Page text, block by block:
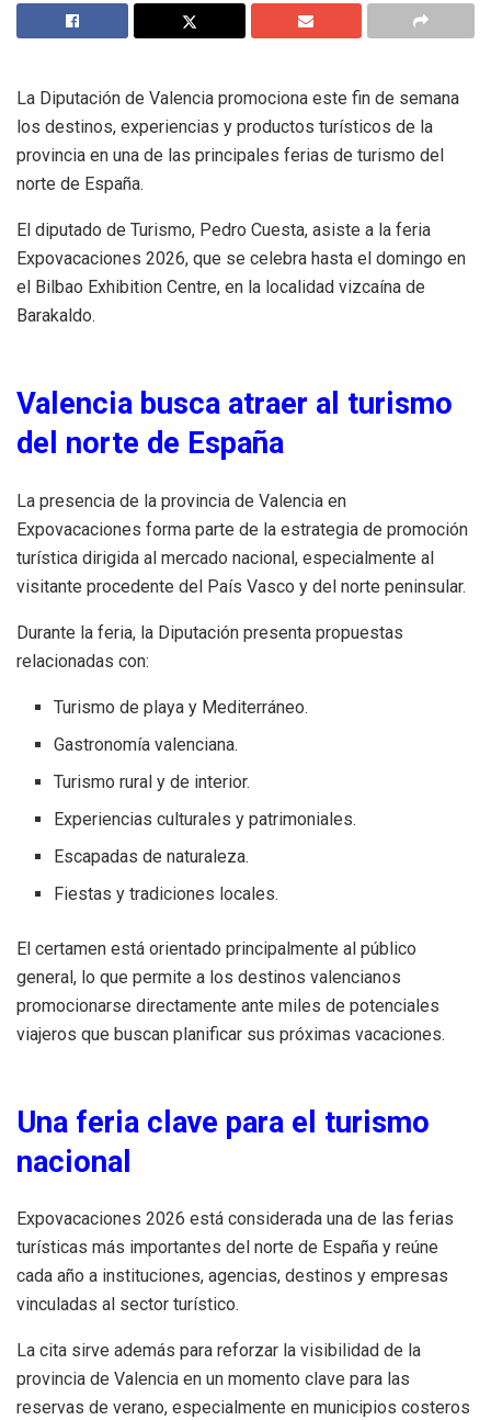
La Diputación de Valencia promociona este fin de semana
los destinos, experiencias y productos turísticos de la
provincia en una de las principales ferias de turismo del
norte de España.
El diputado de Turismo, Pedro Cuesta, asiste a la feria
Expovacaciones 2026, que se celebra hasta el domingo en
el Bilbao Exhibition Centre, en la localidad vizcaína de
Barakaldo.
Valencia busca atraer al turismo
del norte de España
La presencia de la provincia de Valencia en
Expovacaciones forma parte de la estrategia de promoción
turística dirigida al mercado nacional, especialmente al
visitante procedente del País Vasco y del norte peninsular.
Durante la feria, la Diputación presenta propuestas
relacionadas con:
Turismo de playa y Mediterráneo.
Gastronomía valenciana.
Turismo rural y de interior.
Experiencias culturales y patrimoniales.
Escapadas de naturaleza.
Fiestas y tradiciones locales.
El certamen está orientado principalmente al público
general, lo que permite a los destinos valencianos
promocionarse directamente ante miles de potenciales
viajeros que buscan planificar sus próximas vacaciones.
Una feria clave para el turismo
nacional
Expovacaciones 2026 está considerada una de las ferias
turísticas más importantes del norte de España y reúne
cada año a instituciones, agencias, destinos y empresas
vinculadas al sector turístico.
La cita sirve además para reforzar la visibilidad de la
provincia de Valencia en un momento clave para las
reservas de verano, especialmente en municipios costeros